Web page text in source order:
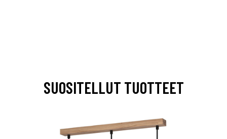
SUOSITELLUT TUOTTEET